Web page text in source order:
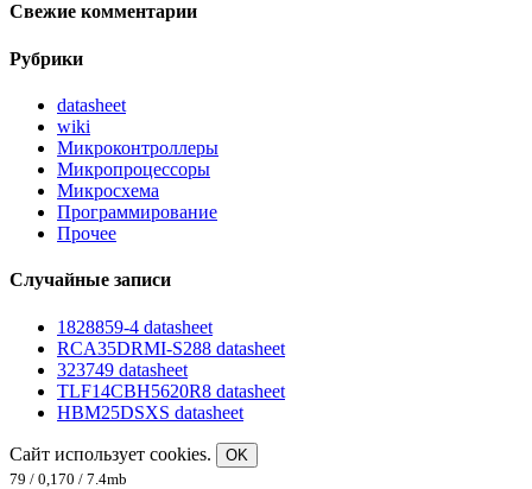
Свежие комментарии
Рубрики
datasheet
wiki
Микроконтроллеры
Микропроцессоры
Микросхема
Программирование
Прочее
Случайные записи
1828859-4 datasheet
RCA35DRMI-S288 datasheet
323749 datasheet
TLF14CBH5620R8 datasheet
HBM25DSXS datasheet
Сайт использует cookies.
OK
79 / 0,170 / 7.4mb